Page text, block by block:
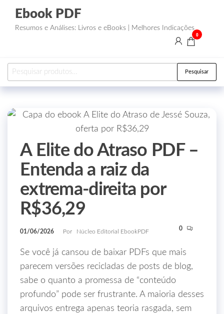
Ebook PDF
Resumos e Análises: Livros e eBooks | Melhores Indicações
0
Pesquisar
A Elite do Atraso PDF –
Entenda a raiz da
extrema‑direita por
R$36,29
01/06/2026 Por Núcleo Editorial EbookPDF 0
Se você já cansou de baixar PDFs que mais
parecem versões recicladas de posts de blog,
sabe o quanto a promessa de “conteúdo
profundo” pode ser frustrante. A maioria desses
arquivos entrega apenas teoria rasgada, sem